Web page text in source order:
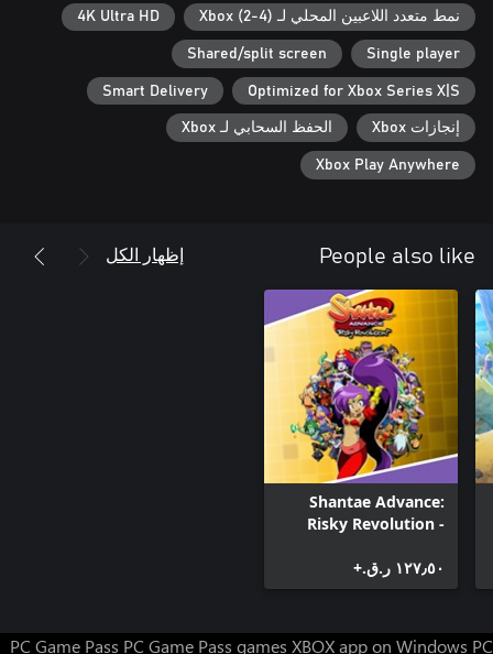
نمط متعدد اللاعبين المحلي لـ Xbox (2-4) 4K Ultra HD
Single player
Shared/split screen
Optimized for Xbox Series X|S
Smart Delivery
إنجازات Xbox الحفظ السحابي لـ Xbox
Xbox Play Anywhere
People also like إظهار الكل
Shantae Advance:
Risky Revolution -
١٢٧٫٥٠ ر.ق.‏+
PC Game Pass PC Game Pass games XBOX app on Windows PC